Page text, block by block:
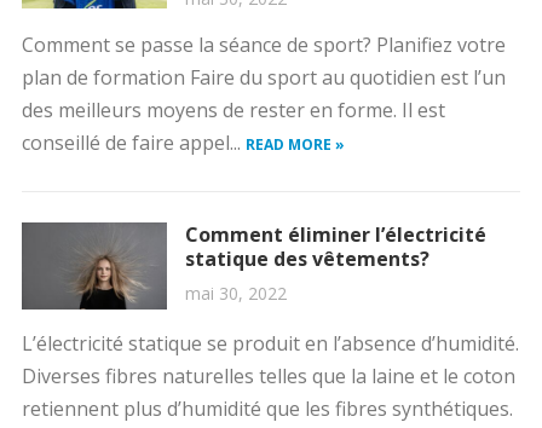
Comment se passe la séance de sport? Planifiez votre
plan de formation Faire du sport au quotidien est l’un
des meilleurs moyens de rester en forme. Il est
conseillé de faire appel... READ MORE »
Comment éliminer l’électricité
statique des vêtements?
mai 30, 2022
L’électricité statique se produit en l’absence d’humidité.
Diverses fibres naturelles telles que la laine et le coton
retiennent plus d’humidité que les fibres synthétiques.